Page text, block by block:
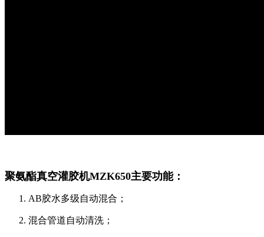
聚氨酯真空灌胶机MZK650主要功能：
AB胶水多级自动混合；
混合管道自动清洗；